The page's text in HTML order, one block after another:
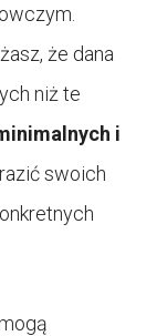
że dana
niż te
i
swoich